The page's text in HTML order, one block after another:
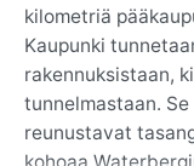
kilometriä
Kaupunki
rakennuksistaan,
tunnelmastaan.
reunustavat
kohoaa